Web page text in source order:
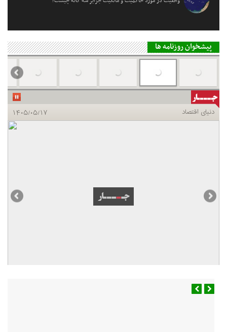
پیشخوان روزنامه ها